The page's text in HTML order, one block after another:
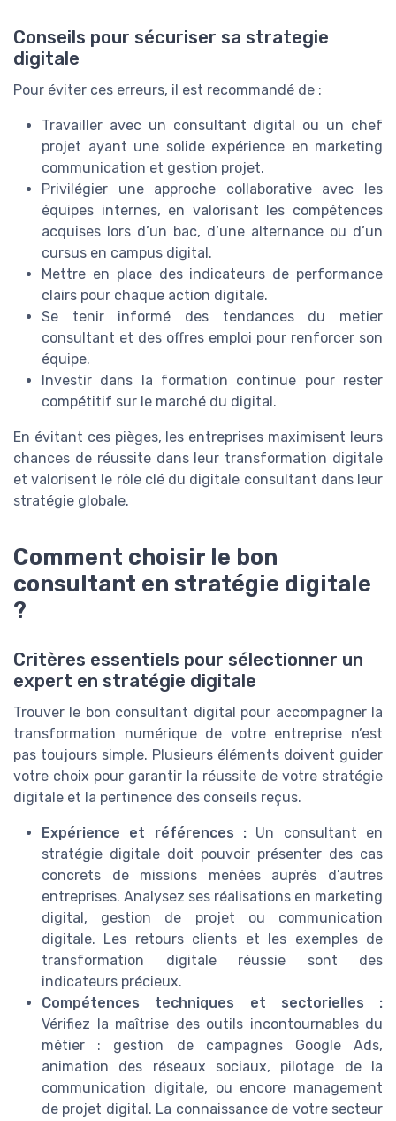
Conseils pour sécuriser sa strategie
digitale
Pour éviter ces erreurs, il est recommandé de :
Travailler avec un consultant digital ou un chef
projet ayant une solide expérience en marketing
communication et gestion projet.
Privilégier une approche collaborative avec les
équipes internes, en valorisant les compétences
acquises lors d’un bac, d’une alternance ou d’un
cursus en campus digital.
Mettre en place des indicateurs de performance
clairs pour chaque action digitale.
Se tenir informé des tendances du metier
consultant et des offres emploi pour renforcer son
équipe.
Investir dans la formation continue pour rester
compétitif sur le marché du digital.
En évitant ces pièges, les entreprises maximisent leurs
chances de réussite dans leur transformation digitale
et valorisent le rôle clé du digitale consultant dans leur
stratégie globale.
Comment choisir le bon
consultant en stratégie digitale
?
Critères essentiels pour sélectionner un
expert en stratégie digitale
Trouver le bon consultant digital pour accompagner la
transformation numérique de votre entreprise n’est
pas toujours simple. Plusieurs éléments doivent guider
votre choix pour garantir la réussite de votre stratégie
digitale et la pertinence des conseils reçus.
Expérience et références : Un consultant en
stratégie digitale doit pouvoir présenter des cas
concrets de missions menées auprès d’autres
entreprises. Analysez ses réalisations en marketing
digital, gestion de projet ou communication
digitale. Les retours clients et les exemples de
transformation digitale réussie sont des
indicateurs précieux.
Compétences techniques et sectorielles :
Vérifiez la maîtrise des outils incontournables du
métier : gestion de campagnes Google Ads,
animation des réseaux sociaux, pilotage de la
communication digitale, ou encore management
de projet digital. La connaissance de votre secteur